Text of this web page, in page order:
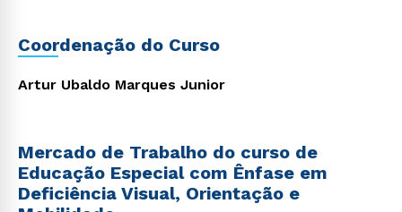
Coordenação do Curso
Artur Ubaldo Marques Junior
Mercado de Trabalho do curso de
Educação Especial com Ênfase em
Deficiência Visual, Orientação e